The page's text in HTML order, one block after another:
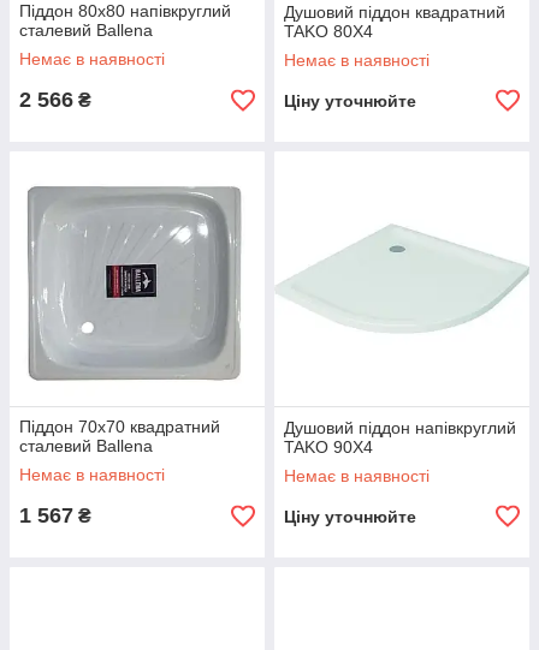
Піддон 80х80 напівкруглий
сталевий Ballena
Немає в наявності
2 566 ₴
Душовий піддон квадратний
TAKO 80X4
Немає в наявності
Ціну уточнюйте
Піддон 70х70 квадратний
сталевий Ballena
Немає в наявності
1 567 ₴
Душовий піддон напівкруглий
TAKO 90X4
Немає в наявності
Ціну уточнюйте